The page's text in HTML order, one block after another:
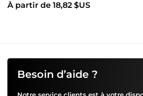
À partir de 18,82 $US
Besoin d’aide ?